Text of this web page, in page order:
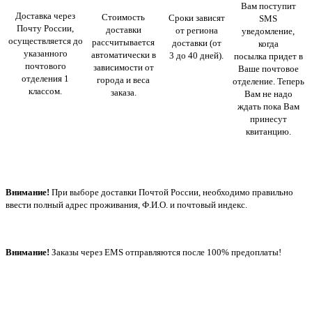
Доставка через
Почту России,
осуществляется до
указанного
почтового
отделения 1
классом.
Стоимость
доставки
рассчитывается
автоматически в
зависимости от
города и веса
заказа.
Сроки зависят
от региона
доставки (от
3 до 40 дней).
Вам поступит
SMS
уведомление,
когда
посылка придет в
Ваше почтовое
отделение. Теперь
Вам не надо
ждать пока Вам
принесут
квитанцию.
Внимание! При выборе доставки Почтой России, необходимо правильно
ввести полный адрес проживания, Ф.И.О. и почтовый индекс.
Внимание! Заказы через EMS отправляются после 100% предоплаты!